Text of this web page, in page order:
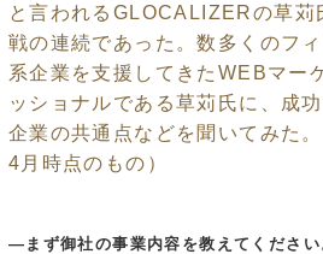
と言われるGLOCALIZERの草苅
戦の連続であった。数多くのフ
系企業を支援してきたWEBマー
ッショナルである草苅氏に、成
企業の共通点などを聞いてみた
4月時点のもの）
―まず御社の事業内容を教えてください